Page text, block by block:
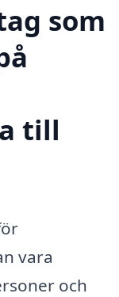
som
till
vara
och